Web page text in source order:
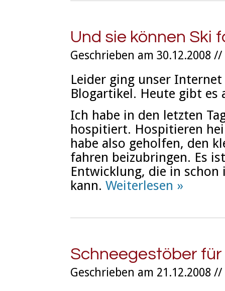
Und sie können Ski
Geschrieben am 30.12.2008 //
Leider ging unser
Blogartikel. Heute gibt es
Ich habe in den letzten
hospitiert. Hospitieren
habe also geholfen, den
fahren beizubringen. Es
Entwicklung, die in schon
kann. Weiterlesen »
Schneegestöber
Geschrieben am 21.12.2008 //